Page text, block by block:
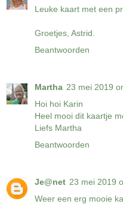
Leuke kaart met een
Groetjes, Astrid.
Beantwoorden
Martha 23 mei 2019
Hoi hoi Karin
Heel mooi dit kaartje
Liefs Martha
Beantwoorden
Je@net 23 mei 2019
Weer een erg mooie